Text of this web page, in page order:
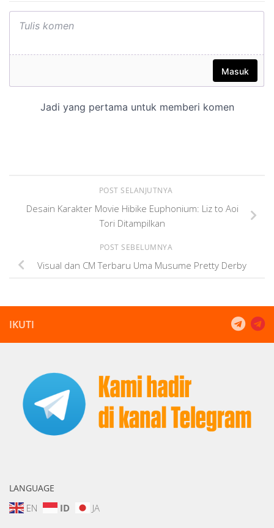
POST SELANJUTNYA
Desain Karakter Movie Hibike Euphonium: Liz to Aoi
Tori Ditampilkan
POST SEBELUMNYA
Visual dan CM Terbaru Uma Musume Pretty Derby
IKUTI
LANGUAGE
EN ID JA